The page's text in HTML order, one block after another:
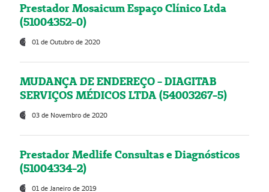
Prestador Mosaicum Espaço Clínico Ltda
(51004352-0)
01 de Outubro de 2020
MUDANÇA DE ENDEREÇO - DIAGITAB
SERVIÇOS MÉDICOS LTDA (54003267-5)
03 de Novembro de 2020
Prestador Medlife Consultas e Diagnósticos
(51004334-2)
01 de Janeiro de 2019